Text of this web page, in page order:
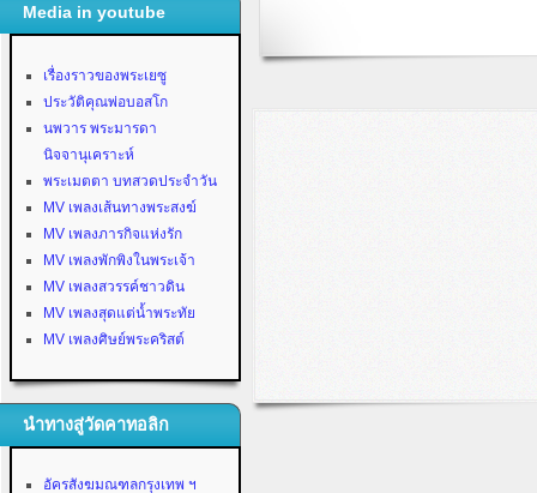
Media in youtube
เรื่องราวของพระเยซู
ประวัติคุณพ่อบอสโก
นพวาร พระมารดา
นิจจานุเคราะห์
พระเมตตา บทสวดประจำวัน
MV เพลงเส้นทางพระสงฆ์
MV เพลงภารกิจแห่งรัก
MV เพลงพักพิงในพระเจ้า
MV เพลงสวรรค์ชาวดิน
MV เพลงสุดแต่น้ำพระทัย
MV เพลงศิษย์พระคริสต์
นำทางสู่วัดคาทอลิก
อัครสังฆมณฑลกรุงเทพ ฯ